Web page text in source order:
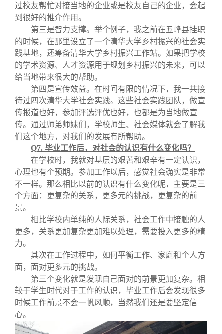
过校友帮忙对接当地的企业或是校友自己的企业，会起
到很好的推介作用。
第三是智力支撑。举个例子，我之前在五峰县挂职
的时候，在那里设立了一个清华大学乡村振兴的社会实
践基地，还筹备清华大学乡村振兴工作站。如果把学校
的学术资源、人才资源用于规划乡村振兴的未来，可以
给当地带来很大的帮助。
第四是宣传效益。在时间有限的情况下，我一共接
待过四次清华大学社会实践。这些社会实践团队，做宣
传报道也好，参加评选评优也好，也都是为当地做宣
传。通过师弟师妹们，学校师生、社会媒体就会了解我
们这个地方，对我们的发展有所帮助。
Q7. 毕业工作后，对社会的认识有什么变化吗？
在学校时，我就对基层的艰苦和艰辛有一定认识，
心理也有个预期。参加工作以后，感觉社会确实是非常
不一样。那么相比以前的认识有什么变化呢，主要是三
个方面：更复杂的关系，更多元的挑战，更复杂的前
景。
相比学校内单纯的人际关系，社会工作中接触的人
更多，关系更加复杂更加难以处理，需要投入更多的精
力。
其次在工作过程中，如何平衡工作、家庭和个人方
面，面对更多元的挑战。
第三个变化就是发现自己面对的前景更加复杂。相
较于学生时代对于工作的认识，毕业工作后会发现很多
时候工作前景不会一帆风顺，当然我们还是要坚定信
心。